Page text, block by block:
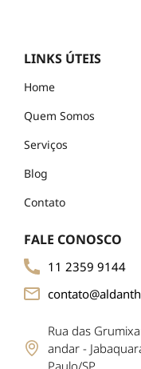
LINKS ÚTEIS
Home
Quem Somos
Serviços
Blog
Contato
FALE CONOSCO
11 2359 9144
Rua das
andar -
Paulo/SP